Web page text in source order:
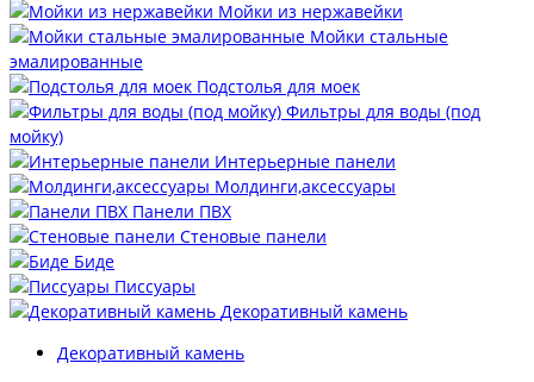
Мойки из нержавейки
Мойки стальные
эмалированные
Подстолья для моек
Фильтры для воды (под
мойку)
Интерьерные панели
Молдинги,аксессуары
Панели ПВХ
Стеновые панели
Биде
Писсуары
Декоративный камень
Декоративный камень